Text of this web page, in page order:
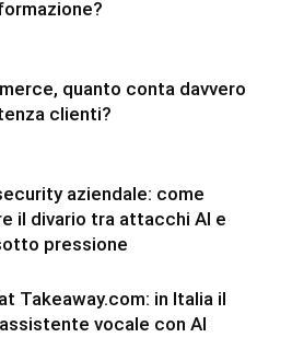
quanto conta davvero
clienti?
aziendale: come
il divario tra attacchi AI e
pressione
Takeaway.com: in Italia il
vocale con AI